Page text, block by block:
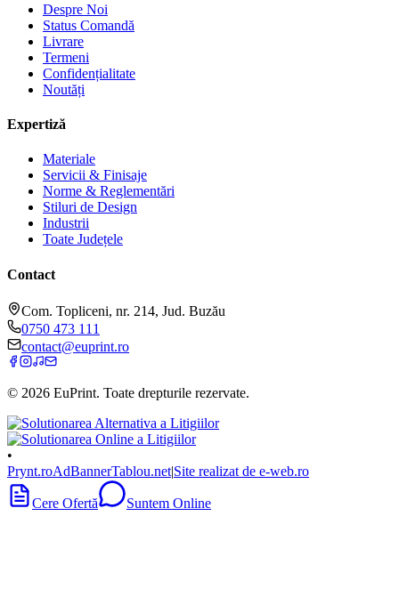
Despre Noi
Status Comandă
Livrare
Termeni
Confidențialitate
Noutăți
Expertiză
Materiale
Servicii & Finisaje
Norme & Reglementări
Stiluri de Design
Industrii
Toate Județele
Contact
Com. Topliceni, nr. 214, Jud. Buzău
0750 473 111
contact@euprint.ro
© 2026 EuPrint. Toate drepturile rezervate.
•
Prynt.roAdBannerTablou.net|Site realizat de e-web.ro
Cere Ofertă Suntem Online